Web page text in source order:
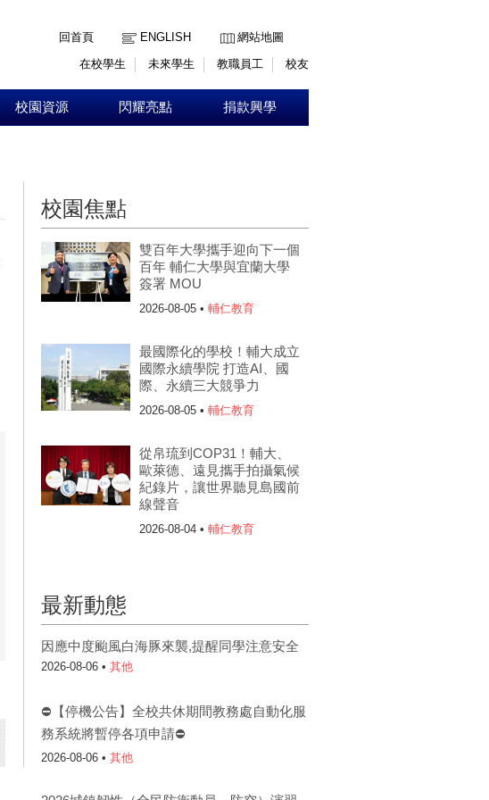
回首頁
ENGLISH
網站地圖
在校學生
未來學生 教職員工 校友
校園資源 閃耀亮點 捐款興學
校園焦點
雙百年大學攜手迎向下一個
百年 輔仁大學與宜蘭大學
簽署 MOU
2026-08-05 • 輔仁教育
最國際化的學校！輔大成立
國際永續學院 打造AI、國
際、永續三大競爭力
2026-08-05 • 輔仁教育
從帛琉到COP31！輔大、
歐萊德、遠見攜手拍攝氣候
紀錄片，讓世界聽見島國前
線聲音
2026-08-04 • 輔仁教育
最新動態
因應中度颱風白海豚來襲,提醒同學注意安全
2026-08-06 • 其他
⛔【停機公告】全校共休期間教務處自動化服
務系統將暫停各項申請⛔
2026-08-06 • 其他